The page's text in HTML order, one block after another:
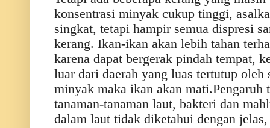
konsentrasi minyak cukup tinggi,
singkat, tetapi hampir semua dispresi
kerang. Ikan-ikan akan lebih tahan
karena dapat bergerak pindah tempat,
luar dari daerah yang luas tertutup oleh
minyak maka ikan akan mati.Pengaruh
tanaman-tanaman laut, bakteri dan
dalam laut tidak diketahui dengan